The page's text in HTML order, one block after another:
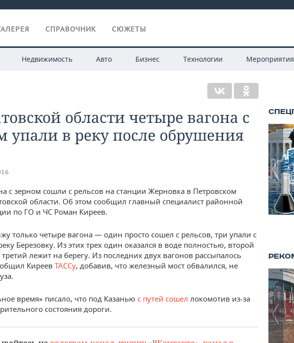
СПРАВОЧНИК СЮЖЕТЫ
Недвижимость Авто Бизнес Технологии Мероприятия
области четыре вагона с
упали в реку после обрушения
с зерном сошли с рельсов на станции Жерновка в Петровском
области. Об этом сообщил главный специалист районной
по ГО и ЧС Роман Киреев.
только четыре вагона — один просто сошел с рельсов, три упали с
Березовку. Из этих трех один оказался в воде полностью, второй
лежит на берегу. Из последних двух вагонов рассыпалось
Киреев ТАССу, добавив, что железный мост обвалился, не
время» писало, что под Казанью с путей сошел локомотив из-за
состояния дороги.